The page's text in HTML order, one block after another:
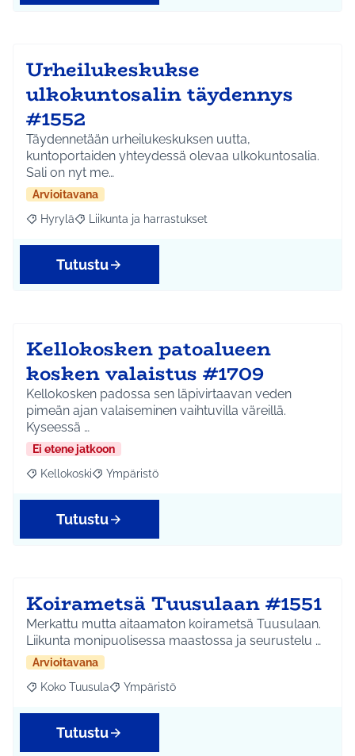
Urheilukeskukse
ulkokuntosalin täydennys
#1552
Täydennetään urheilukeskuksen uutta,
kuntoportaiden yhteydessä olevaa ulkokuntosalia.
Sali on nyt me…
Arvioitavana
Rajaa tulokset aihepiirin mukaan: Hyrylä
Hyrylä Rajaa tulokset teeman mukaan: Liikunta ja
Liikunta ja harrastukset
Tutustu
Kellokosken patoalueen
kosken valaistus #1709
Kellokosken padossa sen läpivirtaavan veden
pimeän ajan valaiseminen vaihtuvilla väreillä.
Kyseessä …
Ei etene jatkoon
Rajaa tulokset aihepiirin mukaan: Kellokoski
Kellokoski Rajaa tulokset teeman mukaan: Ympäristö
Ympäristö
Tutustu
Koirametsä Tuusulaan #1551
Merkattu mutta aitaamaton koirametsä Tuusulaan.
Liikunta monipuolisessa maastossa ja seurustelu …
Arvioitavana
Rajaa tulokset aihepiirin mukaan: Koko Tuusula
Koko Tuusula Rajaa tulokset teeman mukaan: Ympäristö
Ympäristö
Tutustu